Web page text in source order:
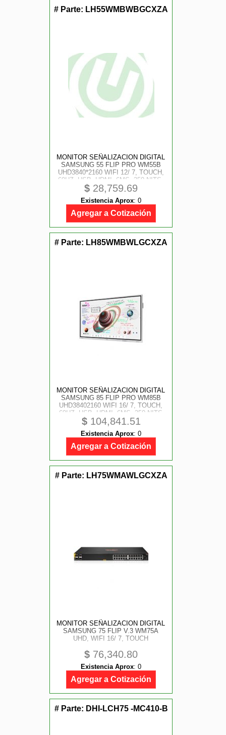
# Parte: LH55WMBWBGCXZA
MONITOR SEÑALIZACION DIGITAL
SAMSUNG 55 FLIP PRO WM55B
UHD3840*2160 WIFI 12/ 7, TOUCH,
60HZ, USB, HDMI, 6MS, 350 NITS,
BOCINAS
$ 28,759.69
Existencia Aprox: 0
Agregar a Cotización
# Parte: LH85WMBWLGCXZA
MONITOR SEÑALIZACION DIGITAL
SAMSUNG 85 FLIP PRO WM85B
UHD38402160 WIFI 16/ 7, TOUCH,
60HZ, USB, HDMI, 6MS, 350 NITS
$104,841.51
Existencia Aprox: 0
Agregar a Cotización
# Parte: LH75WMAWLGCXZA
MONITOR SEÑALIZACION DIGITAL
SAMSUNG 75 FLIP V.3 WM75A
UHD, WIFI 16/ 7, TOUCH
$ 76,340.80
Existencia Aprox: 0
Agregar a Cotización
# Parte: DHI-LCH75 -MC410-B